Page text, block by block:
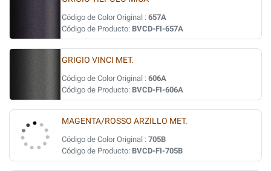
Código de Color Original : 657A
Código de Producto: BVCD-FI-657A
GRIGIO VINCI MET.
Código de Color Original : 606A
Código de Producto: BVCD-FI-606A
MAGENTA/ROSSO ARZILLO MET.
Código de Color Original : 705B
Código de Producto: BVCD-FI-705B